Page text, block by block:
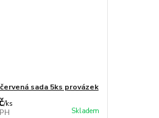
sada 5ks provázek
/ks
Skladem